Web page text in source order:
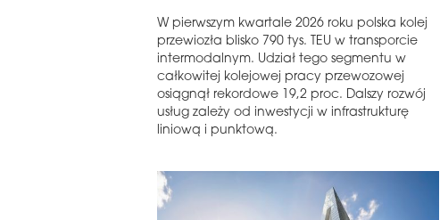
W pierwszym kwartale 2026 roku polska kolej
przewiozła blisko 790 tys. TEU w transporcie
intermodalnym. Udział tego segmentu w
całkowitej kolejowej pracy przewozowej
osiągnął rekordowe 19,2 proc. Dalszy rozwój
usług zależy od inwestycji w infrastrukturę
liniową i punktową.